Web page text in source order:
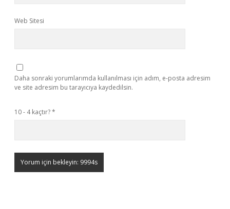
Web Sitesi
Daha sonraki yorumlarımda kullanılması için adım, e-posta adresim
ve site adresim bu tarayıcıya kaydedilsin.
10 - 4 kaçtır?*